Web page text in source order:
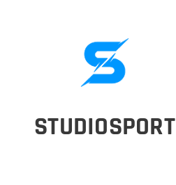
STUDIOSPORT